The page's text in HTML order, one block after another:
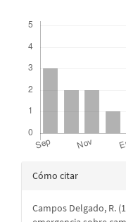
Detalles
Cómo citar
Campos Delgado, R.